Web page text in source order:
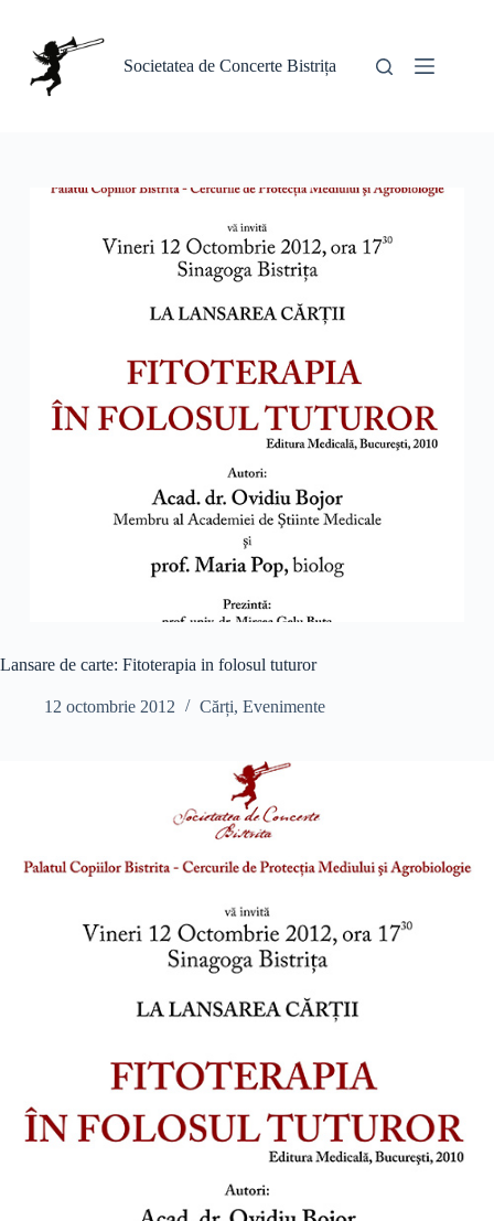
conținut
Societatea de Concerte Bistrița
Lansare de carte: Fitoterapia in folosul tuturor
12 octombrie 2012 Cărți, Evenimente